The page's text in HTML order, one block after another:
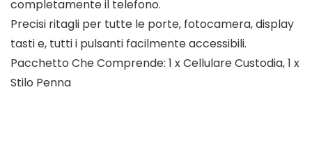
completamente il telefono.
Precisi ritagli per tutte le porte, fotocamera, display
tasti e, tutti i pulsanti facilmente accessibili.
Pacchetto Che Comprende: 1 x Cellulare Custodia, 1 x
Stilo Penna